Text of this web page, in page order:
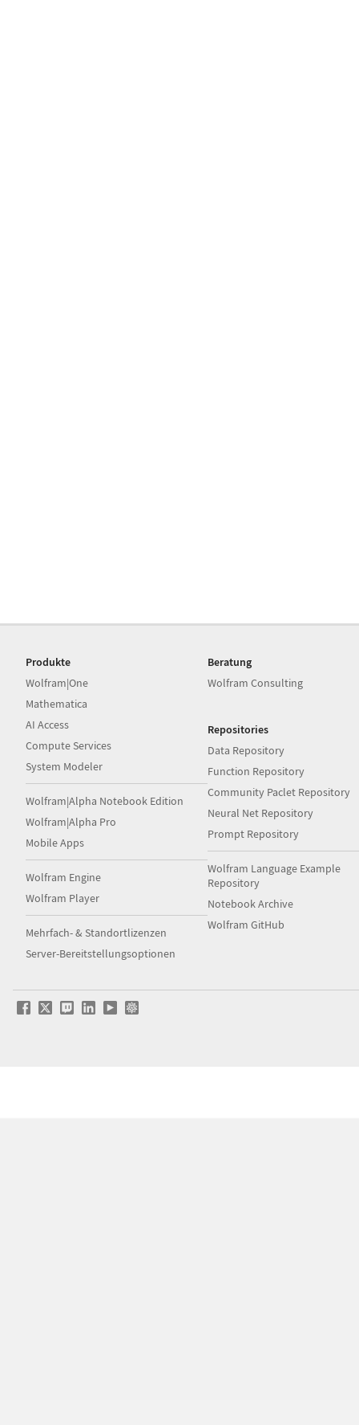
Produkte
Wolfram|One
Mathematica
AI Access
Compute Services
System Modeler
Wolfram|Alpha Notebook Edition
Wolfram|Alpha Pro
Mobile Apps
Wolfram Engine
Wolfram Player
Mehrfach- & Standortlizenzen
Server-Bereitstellungsoptionen
Beratung
Wolfram Consulting
Repositories
Data Repository
Function Repository
Community Paclet Repository
Neural Net Repository
Prompt Repository
Wolfram Language Example
Repository
Notebook Archive
Wolfram GitHub